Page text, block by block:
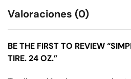
Valoraciones (0)
BE THE FIRST TO REVIEW
TIRE. 24 OZ.”